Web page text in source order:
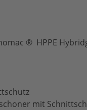
® HPPE
mit